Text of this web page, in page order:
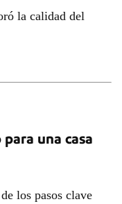
la calidad del
una casa
los pasos clave